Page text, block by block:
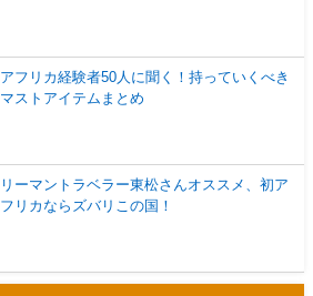
アフリカ経験者50人に聞く！持っていくべき
マストアイテムまとめ
リーマントラベラー東松さんオススメ、初ア
フリカならズバリこの国！